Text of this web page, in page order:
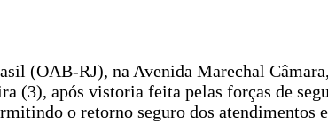
(OAB-RJ), na Avenida Marechal
(3), após vistoria feita pelas forças de
o retorno seguro dos atendimentos